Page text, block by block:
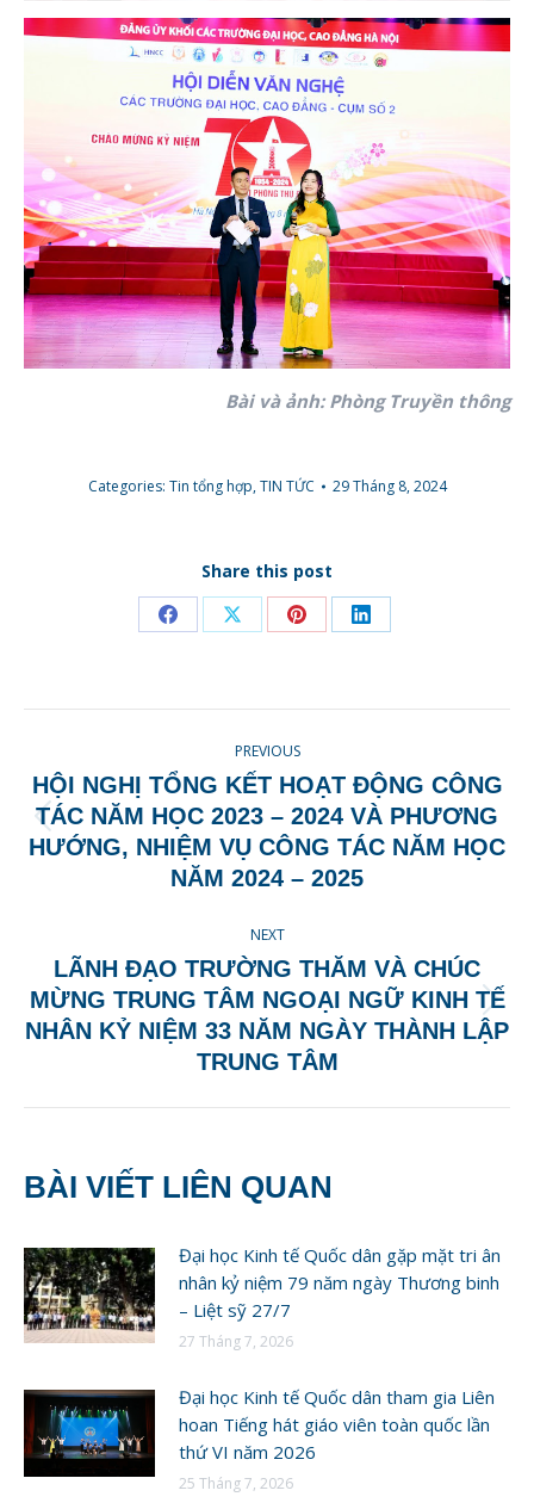
Bài và ảnh: Phòng Truyền thông
Categories: Tin tổng hợp,TIN TỨC 29 Tháng 8, 2024
Share this post
Share Share Share Share
NAVIGATION
PREVIOUS
Previous
post:
HỘI NGHỊ TỔNG KẾT HOẠT ĐỘNG CÔNG
TÁC NĂM HỌC 2023 – 2024 VÀ PHƯƠNG
HƯỚNG, NHIỆM VỤ CÔNG TÁC NĂM HỌC
NĂM 2024 – 2025
NEXT
Next
post:
LÃNH ĐẠO TRƯỜNG THĂM VÀ CHÚC
MỪNG TRUNG TÂM NGOẠI NGỮ KINH TẾ
NHÂN KỶ NIỆM 33 NĂM NGÀY THÀNH LẬP
TRUNG TÂM
BÀI VIẾT LIÊN QUAN
Đại học Kinh tế Quốc dân gặp mặt tri ân
nhân kỷ niệm 79 năm ngày Thương binh
– Liệt sỹ 27/7
27 Tháng 7, 2026
Đại học Kinh tế Quốc dân tham gia Liên
hoan Tiếng hát giáo viên toàn quốc lần
thứ VI năm 2026
25 Tháng 7, 2026